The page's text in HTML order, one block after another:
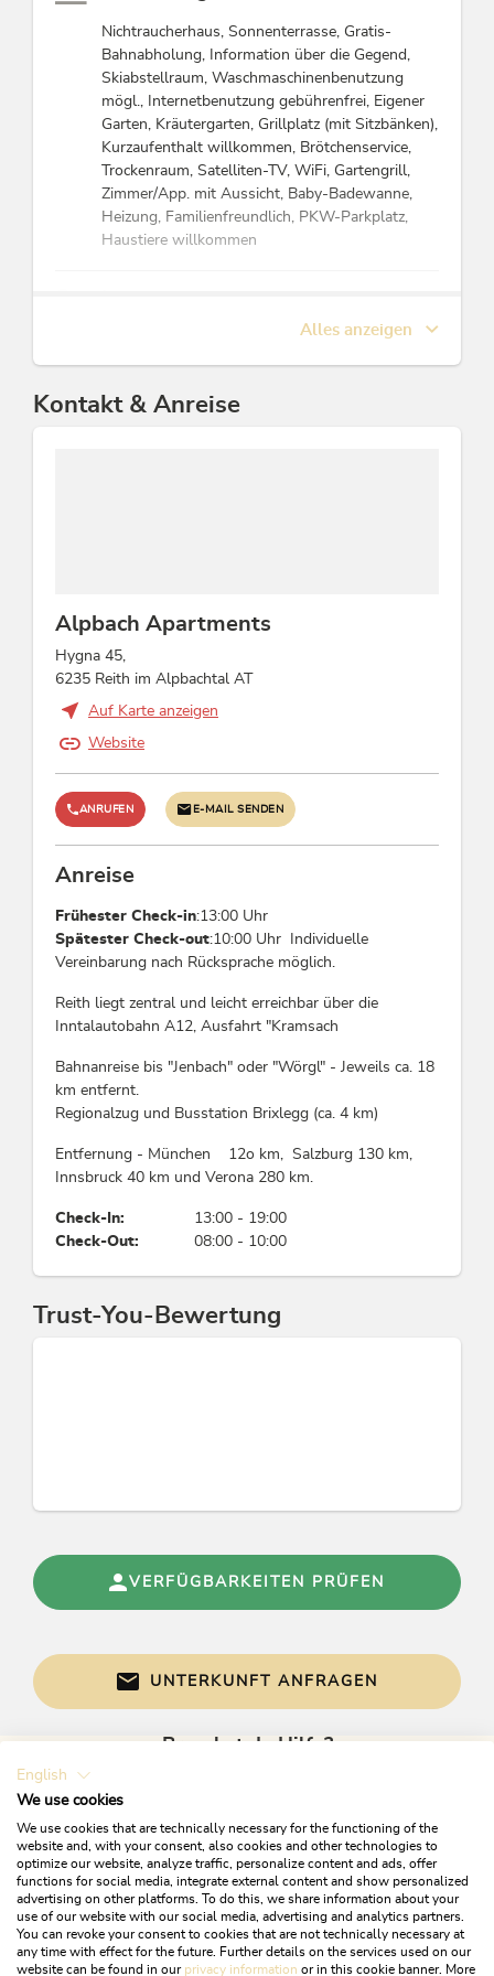
meinem Hause
begrüssen.
Nichtraucherhaus, Sonnenterrasse, Gratis-
Bahnabholung, Information über die Gegend,
Skiabstellraum, Waschmaschinenbenutzung
mögl., Internetbenutzung gebührenfrei, Eigener
Garten, Kräutergarten, Grillplatz (mit Sitzbänken),
Kurzaufenthalt willkommen, Brötchenservice,
Trockenraum, Satelliten-TV, WiFi, Gartengrill,
Zimmer/App. mit Aussicht, Baby-Badewanne,
Heizung, Familienfreundlich, PKW-Parkplatz,
Haustiere willkommen
Wiesenlage, Am Wanderweg, Waldnähe, See -
Entfernung (m): 2000, Ortsrand, Am Fluss, Fluss
Lage
Kinderbett, Baby-Wickelauflage, Gitterbett /
Babybett, Babysitter auf Anfrage, Babywanne,
Kinderhochstuhl, Spiele für drinnen,
Zahlungsarten
EC-Cash / Maestro, Kreditkarten möglich, Euro
akzeptiert, Vorauszahlung, Überweisung,
Barzahlung
Englisch, Deutsch
Sport / Freizeit
Garten / Wiese, Liegewiese
Gruppen
Ferienwohnung / en: 5
Nutzung (w-lan) und gratis Autoabstellplatz
Nebenkosten: Endreinigung pro Aufenthalt je
Örtliche Kurtaxe € 2,- pro Erw./ Tag, Kinder bis
15 J.frei
Alles anzeigen
Kontakt & Anreise
Alpbach Apartments
Hygna 45,
6235 Reith im Alpbachtal AT
Auf Karte anzeigen
Website
ANRUFEN E-MAIL SENDEN
Anreise
Frühester Check-in:13:00 Uhr
Spätester Check-out:10:00 Uhr Individuelle
Vereinbarung nach Rücksprache möglich.
Reith liegt zentral und leicht erreichbar über die
Inntalautobahn A12, Ausfahrt "Kramsach
Bahnanreise bis "Jenbach" oder "Wörgl" - Jeweils ca. 18
km entfernt.
Regionalzug und Busstation Brixlegg (ca. 4 km)
Entfernung - München 12o km, Salzburg 130 km,
Innsbruck 40 km und Verona 280 km.
Check-In:
13:00 - 19:00
Check-Out:
08:00 - 10:00
Trust-You-Bewertung
VERFÜGBARKEITEN PRÜFEN
UNTERKUNFT ANFRAGEN
Brauchst du Hilfe?
English
We use cookies
We use cookies that are technically necessary for the functioning of the
website and, with your consent, also cookies and other technologies to
optimize our website, analyze traffic, personalize content and ads, offer
functions for social media, integrate external content and show personalized
advertising on other platforms. To do this, we share information about your
use of our website with our social media, advertising and analytics partners.
You can revoke your consent to cookies that are not technically necessary at
any time with effect for the future. Further details on the services used on our
website can be found in our privacy information or in this cookie banner. More